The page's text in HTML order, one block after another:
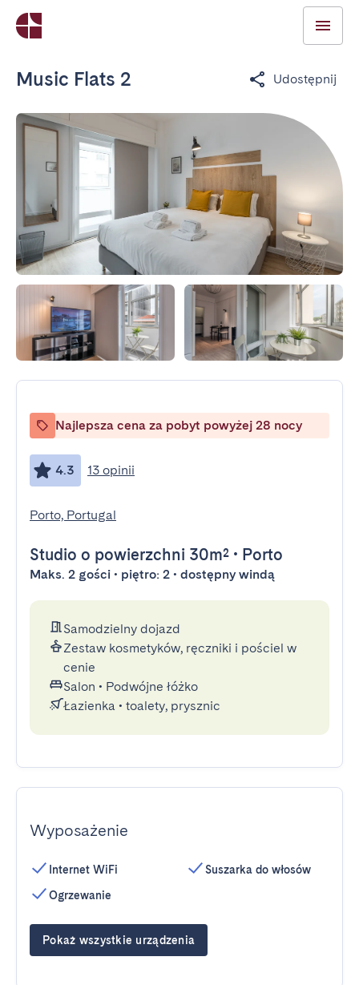
Music Flats 2 Udostępnij
Najlepsza cena za pobyt powyżej 28 nocy
4.3 13 opinii
Porto, Portugal
Studio o powierzchni 30m² • Porto
Maks. 2 gości • piętro: 2 • dostępny windą
Samodzielny dojazd
Zestaw kosmetyków, ręczniki i pościel w
cenie
Salon • Podwójne łóżko
Łazienka • toalety, prysznic
Wyposażenie
Internet WiFi
Ogrzewanie
Suszarka do włosów
Pokaż wszystkie urządzenia